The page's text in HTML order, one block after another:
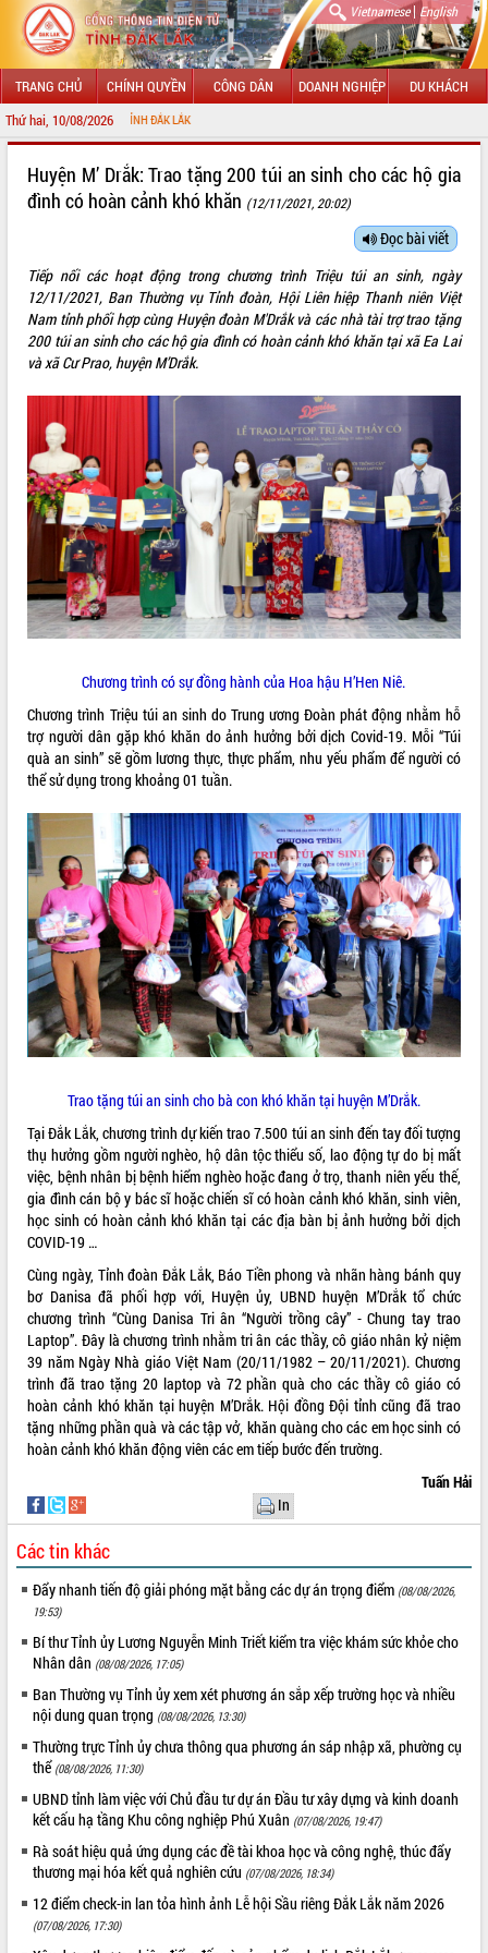
Vietnamese| English
TRANG CHỦ CHÍNH QUYỀN CÔNG DÂN DOANH NGHIỆP DU KHÁCH
Thứ hai, 10/08/2026
TIN ĐIỆN TỬ TỈNH ĐẮK LẮK
LÃNH ĐẠO UBND TỈNH
SỞ, BAN, NGÀNH
UBND CÁC XÃ, PHƯỜNG
HỆ THỐNG VĂN BẢN
VĂN BẢN HĐND TỈNH
ĐIỂM TIN VĂN BẢN
QUY HOẠCH - KẾ HOẠCH
VIDEO
Loading the player...
Khám bệnh, cấp phát thuốc miễn phí
và tặng quà người dân xã Cư Pui
Hội nghị UBND tỉnh Đắk Lắk thường kỳ
tháng 7/2026
Lễ truy tặng danh hiệu “Bà Mẹ Việt
Nam Anh hùng” và trao Huân chương
Lao động
UBND tỉnh Đắk Lắk triển khai nhiệm
vụ 6 tháng cuối năm 2026
Kỳ họp thứ Hai, Hội đồng nhân dân
tỉnh khóa XI quyết nghị nhiều nội dung
quan trọng
Bí thư Tỉnh ủy Lương Nguyễn Minh
Triết thăm, tặng quà người có công với
văn hóa, thể thao đáp ứng yêu cầu
Thường trực HĐND tỉnh Đắk Lắk gặp
mặt Đoàn chuyên gia y tế TP. Hồ Chí
Minh
Lễ truy điệu và an táng hài cốt liệt sĩ
tại Nghĩa trang Liệt sĩ xã Sơn Hòa
xuất khẩu sầu riêng và triển khai quy
định EUDR
Thứ trưởng Bộ Nông nghiệp và Môi
trường Nguyễn Hoàng Hiệp khảo sát
vùng trồng và doanh nghiệp đóng gói
sầu riêng tại Đắk Lắk
Trình diễn nghệ thuật chế biến các
món ăn từ sầu riêng
Đắk Lắk công bố Quy hoạch và xúc
tiến đầu tư tỉnh
ALBUM ẢNH
THỐNG KÊ TRUY CẬP
Hôm nay:
Tất cả:
66135191
Huyện M’ Drắk: Trao tặng 200 túi an sinh cho các hộ gia
đình có hoàn cảnh khó khăn (12/11/2021, 20:02)
Đọc bài viết
Tiếp nối các hoạt động trong chương trình Triệu túi an sinh, ngày
12/11/2021, Ban Thường vụ Tỉnh đoàn, Hội Liên hiệp Thanh niên Việt
Nam tỉnh phối hợp cùng Huyện đoàn M'Drắk và các nhà tài trợ trao tặng
200 túi an sinh cho các hộ gia đình có hoàn cảnh khó khăn tại xã Ea Lai
và xã Cư Prao, huyện M’Drắk.
Chương trình có sự đồng hành của Hoa hậu H’Hen Niê.
Chương trình Triệu túi an sinh do Trung ương Đoàn phát động nhằm hỗ
trợ người dân gặp khó khăn do ảnh hưởng bởi dịch Covid-19. Mỗi “Túi
quà an sinh” sẽ gồm lương thực, thực phẩm, nhu yếu phẩm để người có
thể sử dụng trong khoảng 01 tuần.
Trao tặng túi an sinh cho bà con khó khăn tại huyện M’Drắk.
Tại Đắk Lắk, chương trình dự kiến trao 7.500 túi an sinh đến tay đối tượng
thụ hưởng gồm người nghèo, hộ dân tộc thiểu số, lao động tự do bị mất
việc, bệnh nhân bị bệnh hiểm nghèo hoặc đang ở trọ, thanh niên yếu thế,
gia đình cán bộ y bác sĩ hoặc chiến sĩ có hoàn cảnh khó khăn, sinh viên,
học sinh có hoàn cảnh khó khăn tại các địa bàn bị ảnh hưởng bởi dịch
COVID-19 …
Cùng ngày, Tỉnh đoàn Đắk Lắk, Báo Tiền phong và nhãn hàng bánh quy
bơ Danisa đã phối hợp với, Huyện ủy, UBND huyện M’Drắk tổ chức
chương trình “Cùng Danisa Tri ân “Người trồng cây” - Chung tay trao
Laptop”. Đây là chương trình nhằm tri ân các thầy, cô giáo nhân kỷ niệm
39 năm Ngày Nhà giáo Việt Nam (20/11/1982 – 20/11/2021). Chương
trình đã trao tặng 20 laptop và 72 phần quà cho các thầy cô giáo có
hoàn cảnh khó khăn tại huyện M’Drắk. Hội đồng Đội tỉnh cũng đã trao
tặng những phần quà và các tập vở, khăn quàng cho các em học sinh có
hoàn cảnh khó khăn động viên các em tiếp bước đến trường.
Tuấn Hải
In
Các tin khác
Đẩy nhanh tiến độ giải phóng mặt bằng các dự án trọng điểm (08/08/2026,
19:53)
Bí thư Tỉnh ủy Lương Nguyễn Minh Triết kiểm tra việc khám sức khỏe cho
Nhân dân (08/08/2026, 17:05)
Ban Thường vụ Tỉnh ủy xem xét phương án sắp xếp trường học và nhiều
nội dung quan trọng (08/08/2026, 13:30)
Thường trực Tỉnh ủy chưa thông qua phương án sáp nhập xã, phường cụ
thể (08/08/2026, 11:30)
UBND tỉnh làm việc với Chủ đầu tư dự án Đầu tư xây dựng và kinh doanh
kết cấu hạ tầng Khu công nghiệp Phú Xuân (07/08/2026, 19:47)
Rà soát hiệu quả ứng dụng các đề tài khoa học và công nghệ, thúc đẩy
thương mại hóa kết quả nghiên cứu (07/08/2026, 18:34)
12 điểm check-in lan tỏa hình ảnh Lễ hội Sầu riêng Đắk Lắk năm 2026
(07/08/2026, 17:30)